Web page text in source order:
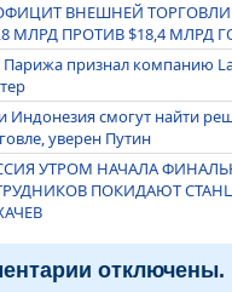
ВНЕШНЕЙ ТОРГОВЛИ
МЛРД ПРОТИВ $18,4 МЛРД
Парижа признал компанию
Индонезия смогут найти
уверен Путин
УТРОМ НАЧАЛА
ПОКИДАЮТ
отключены.